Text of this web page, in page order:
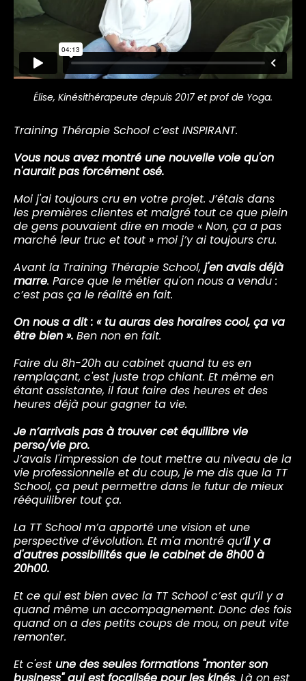
Élise, Kinésithérapeute depuis 2017 et prof de Yoga.
Training Thérapie School c’est INSPIRANT.
Vous nous avez montré une nouvelle voie qu'on
n'aurait pas forcément osé.
Moi j'ai toujours cru en votre projet. J’étais dans
les premières clientes et malgré tout ce que plein
de gens pouvaient dire en mode « Non, ça a pas
marché leur truc et tout » moi j’y ai toujours cru.
Avant la Training Thérapie School, j'en avais déjà
marre. Parce que le métier qu'on nous a vendu :
c’est pas ça le réalité en fait.
On nous a dit : « tu auras des horaires cool, ça va
être bien ». Ben non en fait.
Faire du 8h-20h au cabinet quand tu es en
remplaçant, c'est juste trop chiant. Et même en
étant assistante, il faut faire des heures et des
heures déjà pour gagner ta vie.
Je n’arrivais pas à trouver cet équilibre vie
perso/vie pro.
J’avais l'impression de tout mettre au niveau de la
vie professionnelle et du coup, je me dis que la TT
School, ça peut permettre dans le futur de mieux
rééquilibrer tout ça.
La TT School m’a apporté une vision et une
perspective d’évolution. Et m'a montré qu’il y a
d'autres possibilités que le cabinet de 8h00 à
20h00.
Et ce qui est bien avec la TT School c’est qu’il y a
quand même un accompagnement. Donc des fois
quand on a des petits coups de mou, on peut vite
remonter.
Et c'est une des seules formations "monter son